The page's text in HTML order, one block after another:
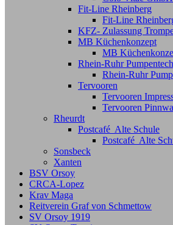
Fit-Line Rheinberg
Fit-Line
KFZ- Zulassung
MB Küchenkonzept
MB
Rhein-Ruhr
Rhein-Ruhr
Tervooren
Tervooren
Tervooren
Rheurdt
Postcafé Alte Schule
Postcafé Alte
Sonsbeck
Xanten
BSV Orsoy
CRCA-Lopez
Krav Maga
Reitverein Graf von Schmettow
SV Orsoy 1919